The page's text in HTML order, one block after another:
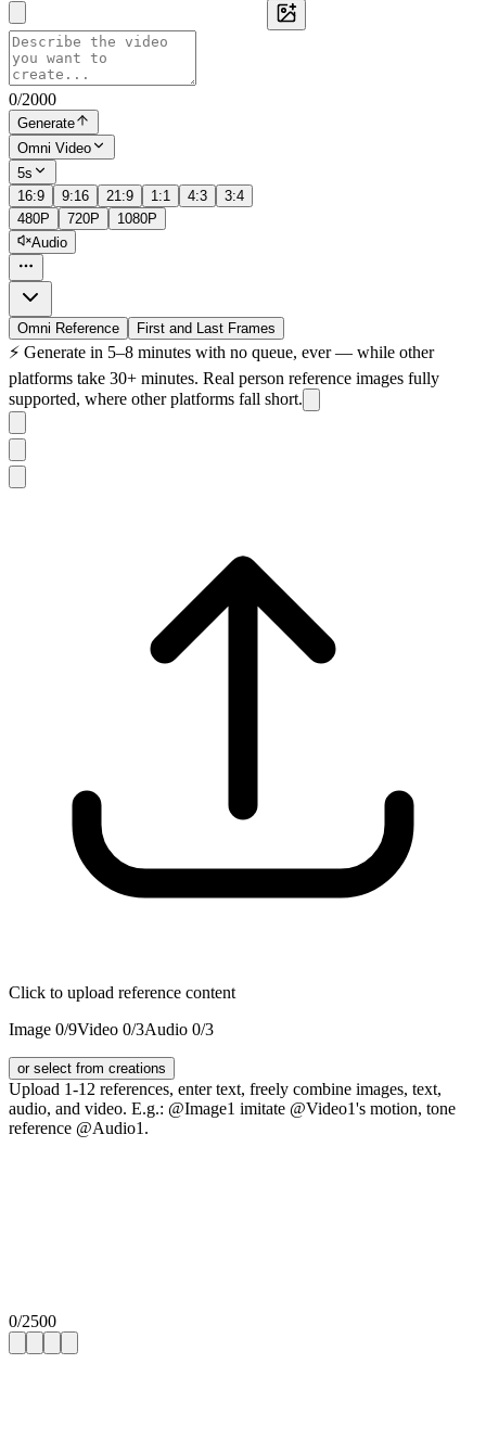
0/2000
Generate
Omni Video
5s
16:9
9:16 21:9 1:1 4:3
3:4
480P
720P
1080P
Audio
Omni Reference First and Last Frames
⚡ Generate in 5–8 minutes with no queue, ever — while other
platforms take 30+ minutes. Real person reference images fully
supported, where other platforms fall short.
Click to upload reference content
Image 0/9Video 0/3Audio 0/3
or select from creations
Upload 1-12 references, enter text, freely combine images, text,
audio, and video. E.g.: @Image1 imitate @Video1's motion, tone
reference @Audio1.
0/2500